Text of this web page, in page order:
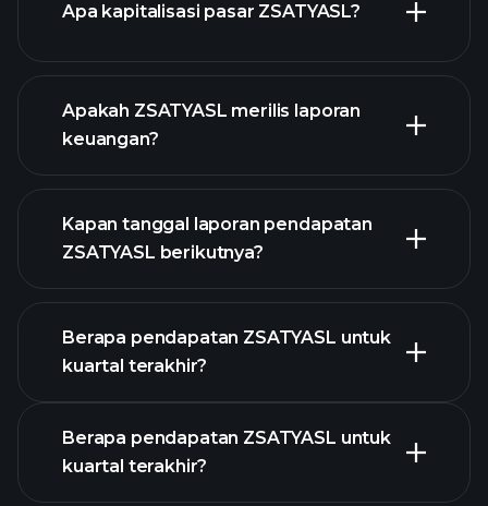
ZSATYASL
Apa kapitalisasi pasar ZSATYASL?
daftar saham kami
Apakah ZSATYASL merilis laporan
keuangan?
keuangan
ZSATYASL
Kapan tanggal laporan pendapatan
ZSATYASL berikutnya?
Berapa pendapatan ZSATYASL untuk
kuartal terakhir?
Berapa pendapatan ZSATYASL untuk
kuartal terakhir?